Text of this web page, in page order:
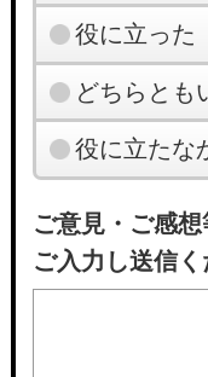
役に立った
どちらとも
役に立たな
ご意見・ご感
ご入力し送信く